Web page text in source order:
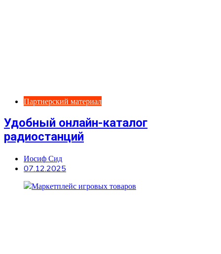
Партнерский материал
Удобный онлайн-каталог
радиостанций
Иосиф Сид
07.12.2025